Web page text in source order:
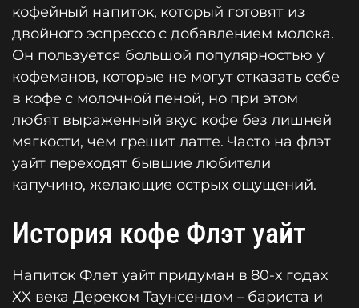
кофейный напиток, который готовят из
двойного эспрессо с добавлением молока.
Он пользуется большой популярностью у
кофеманов, которые не могут отказать себе
в кофе с молочной пеной, но при этом
любят выраженный вкус кофе без лишней
мягкости, чем грешит латте. Часто на флэт
уайт переходят бывшие любители
капучино, желающие острых ощущений.
История кофе Флэт уайт
Напиток Флет уайт придуман в 80-х годах
XX века Дереком Таунсендом – бариста и